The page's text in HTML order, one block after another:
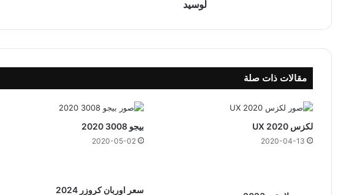
لوسيد
مقالات ذات صلة
لكزس UX 2020
2020-04-13
بيجو 3008 2020
2020-05-02
سعر اوربان كروزر 2024